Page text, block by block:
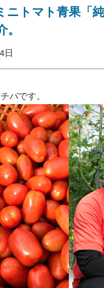
ニトマト青果「
日
バです。